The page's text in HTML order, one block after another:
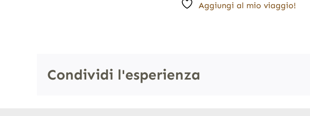
Aggiungi al mio viaggio!
Condividi l'esperienza